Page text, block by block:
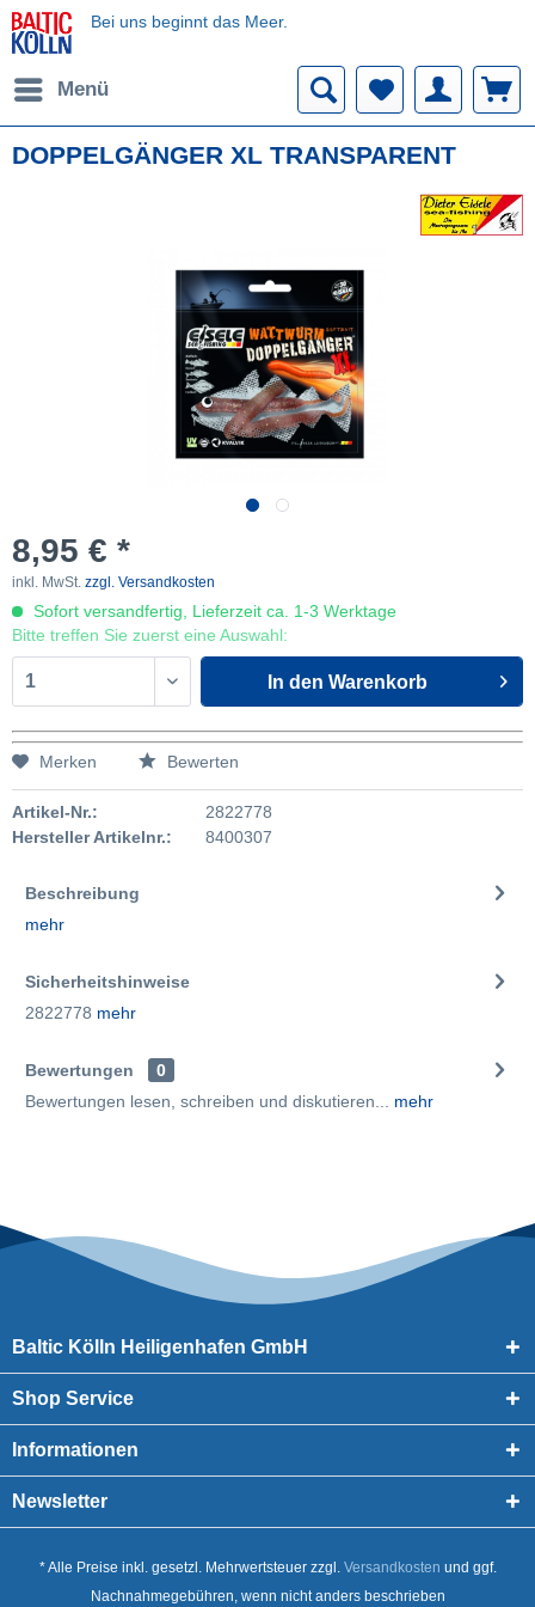
Bei uns beginnt das Meer.
Menü
DOPPELGÄNGER XL TRANSPARENT
8,95 € *
inkl. MwSt. zzgl. Versandkosten
Sofort versandfertig, Lieferzeit ca. 1-3 Werktage
Bitte treffen Sie zuerst eine Auswahl:
In den Warenkorb
Merken Bewerten
Artikel-Nr.:
2822778
Hersteller Artikelnr.:
8400307
Beschreibung
mehr
Sicherheitshinweise
2822778 mehr
Bewertungen
0
Bewertungen lesen, schreiben und diskutieren...
mehr
Baltic Kölln Heiligenhafen GmbH
Shop Service
Informationen
Newsletter
* Alle Preise inkl. gesetzl. Mehrwertsteuer zzgl. Versandkosten und ggf.
Nachnahmegebühren, wenn nicht anders beschrieben